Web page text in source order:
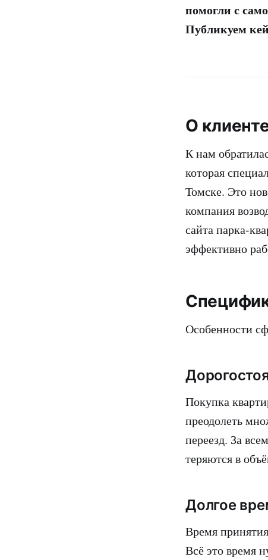
помогли с
Публикуем
О
К нам
которая
Томске. Это
компания
сайта парка-
эффективно
Особенности
Покупка
преодолеть
переезд. За
теряются в
Долгое
Время
Всё это время